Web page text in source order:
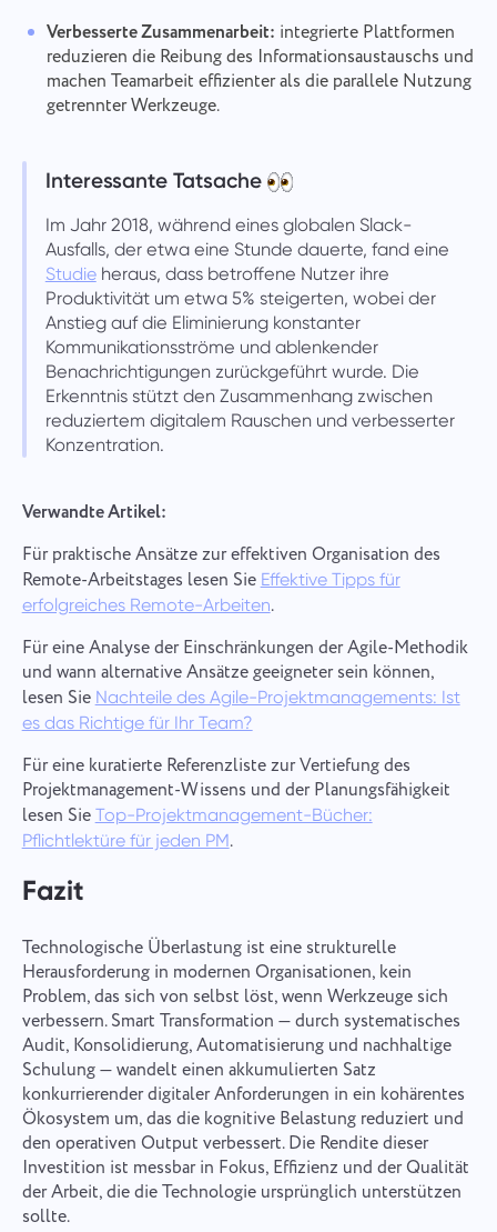
Verbesserte Zusammenarbeit: integrierte Plattformen
reduzieren die Reibung des Informationsaustauschs und
machen Teamarbeit effizienter als die parallele Nutzung
getrennter Werkzeuge.
Interessante Tatsache
Im Jahr 2018, während eines globalen Slack-
Ausfalls, der etwa eine Stunde dauerte, fand eine
Studieheraus, dass betroffene Nutzer ihre
Produktivität um etwa 5% steigerten, wobei der
Anstieg auf die Eliminierung konstanter
Kommunikationsströme und ablenkender
Benachrichtigungen zurückgeführt wurde. Die
Erkenntnis stützt den Zusammenhang zwischen
reduziertem digitalem Rauschen und verbesserter
Konzentration.
Verwandte Artikel:
Für praktische Ansätze zur effektiven Organisation des
Remote-Arbeitstages lesen Sie Effektive Tipps für
erfolgreiches Remote-Arbeiten.
Für eine Analyse der Einschränkungen der Agile-Methodik
und wann alternative Ansätze geeigneter sein können,
lesen Sie Nachteile des Agile-Projektmanagements: Ist
es das Richtige für Ihr Team?
Für eine kuratierte Referenzliste zur Vertiefung des
Projektmanagement-Wissens und der Planungsfähigkeit
lesen Sie Top-Projektmanagement-Bücher:
Pflichtlektüre für jeden PM.
Fazit
Technologische Überlastung ist eine strukturelle
Herausforderung in modernen Organisationen, kein
Problem, das sich von selbst löst, wenn Werkzeuge sich
verbessern. Smart Transformation — durch systematisches
Audit, Konsolidierung, Automatisierung und nachhaltige
Schulung — wandelt einen akkumulierten Satz
konkurrierender digitaler Anforderungen in ein kohärentes
Ökosystem um, das die kognitive Belastung reduziert und
den operativen Output verbessert. Die Rendite dieser
Investition ist messbar in Fokus, Effizienz und der Qualität
der Arbeit, die die Technologie ursprünglich unterstützen
sollte.